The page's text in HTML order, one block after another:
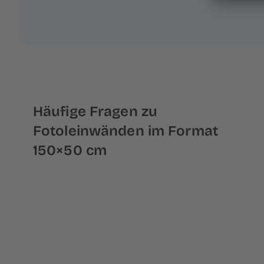
Häufige Fragen zu
Fotoleinwänden im Format
150×50 cm